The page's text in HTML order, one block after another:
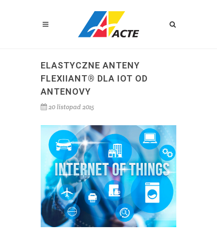
ELASTYCZNE ANTENY
FLEXIIANT® DLA IOT OD
ANTENOVY
20 listopad 2015